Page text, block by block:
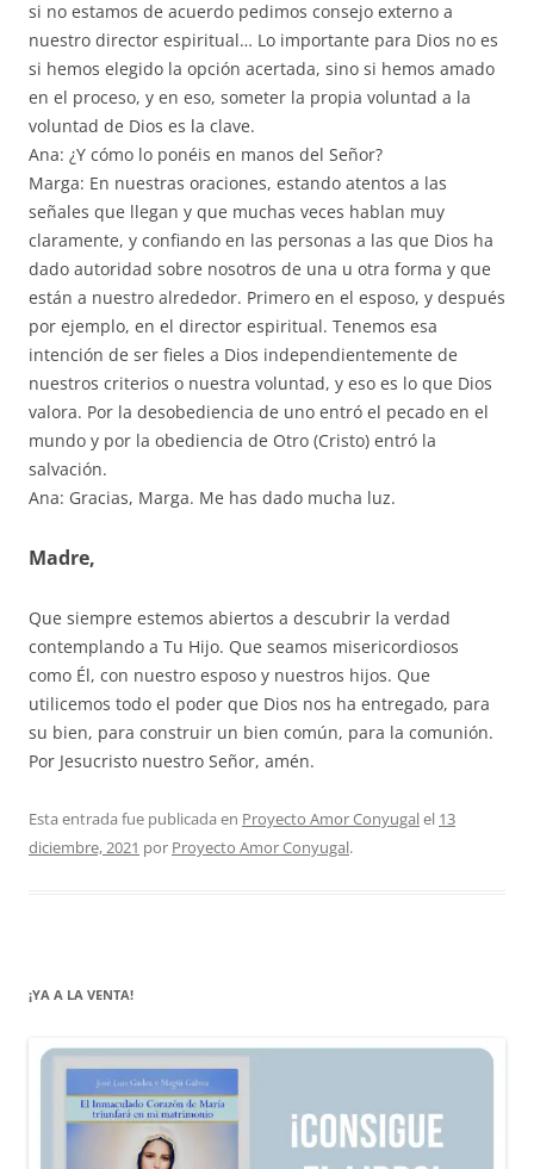
si no estamos de acuerdo pedimos consejo externo a
nuestro director espiritual… Lo importante para Dios no es
si hemos elegido la opción acertada, sino si hemos amado
en el proceso, y en eso, someter la propia voluntad a la
voluntad de Dios es la clave.
Ana: ¿Y cómo lo ponéis en manos del Señor?
Marga: En nuestras oraciones, estando atentos a las
señales que llegan y que muchas veces hablan muy
claramente, y confiando en las personas a las que Dios ha
dado autoridad sobre nosotros de una u otra forma y que
están a nuestro alrededor. Primero en el esposo, y después
por ejemplo, en el director espiritual. Tenemos esa
intención de ser fieles a Dios independientemente de
nuestros criterios o nuestra voluntad, y eso es lo que Dios
valora. Por la desobediencia de uno entró el pecado en el
mundo y por la obediencia de Otro (Cristo) entró la
salvación.
Ana: Gracias, Marga. Me has dado mucha luz.
Madre,
Que siempre estemos abiertos a descubrir la verdad
contemplando a Tu Hijo. Que seamos misericordiosos
como Él, con nuestro esposo y nuestros hijos. Que
utilicemos todo el poder que Dios nos ha entregado, para
su bien, para construir un bien común, para la comunión.
Por Jesucristo nuestro Señor, amén.
Esta entrada fue publicada en Proyecto Amor Conyugalel 13
diciembre, 2021 por Proyecto Amor Conyugal.
¡YA A LA VENTA!